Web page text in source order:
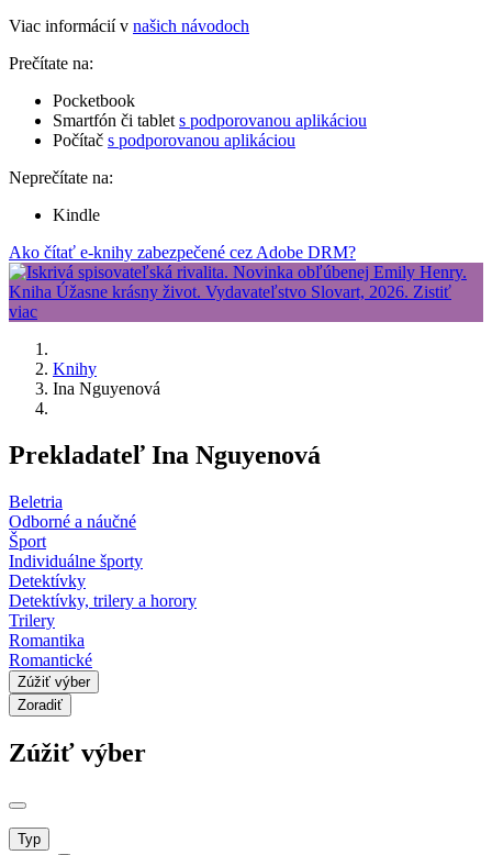
Viac informácií v našich návodoch
Prečítate na:
Pocketbook
Smartfón či tablet s podporovanou aplikáciou
Počítač s podporovanou aplikáciou
Neprečítate na:
Kindle
Ako čítať e-knihy zabezpečené cez Adobe DRM?
Knihy
Ina Nguyenová
Prekladateľ Ina Nguyenová
Beletria
Odborné a náučné
Šport
Individuálne športy
Detektívky
Detektívky, trilery a horory
Trilery
Romantika
Romantické
Zúžiť výber
Zoradiť
Zúžiť výber
Typ